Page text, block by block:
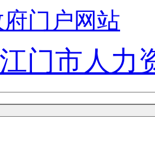
门户网站
江门市人力